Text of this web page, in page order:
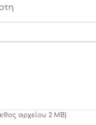
40
41
42
48
αρχείου 2 MB)